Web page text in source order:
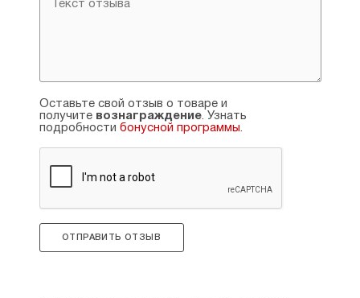
Оставьте свой отзыв о товаре и
получите вознаграждение. Узнать
подробности бонусной программы.
ОТПРАВИТЬ ОТЗЫВ